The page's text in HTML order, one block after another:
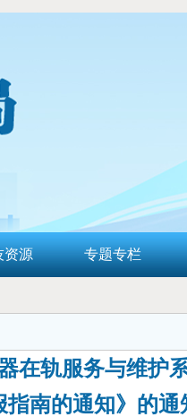
资源 专题专栏
在轨服务与维护
南的通知》的通